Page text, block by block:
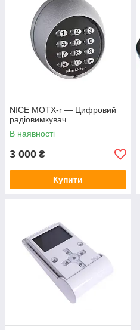
NICE MOTX-r — Цифровий
радіовимкувач
В наявності
3 000 ₴
Купити